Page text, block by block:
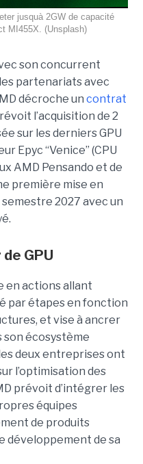
jusquà 2GW de capacité
MI455X. (Unsplash)
son concurrent
partenariats avec
décroche un contrat
l’acquisition de 2
sur les derniers GPU
Epyc “Venice” (CPU
AMD Pensando et de
première mise en
2027 avec un
GPU
en actions allant
par étapes en fonction
et vise à ancrer
écosystème
deux entreprises ont
l’optimisation des
prévoit d’intégrer les
équipes
de produits
développement de sa